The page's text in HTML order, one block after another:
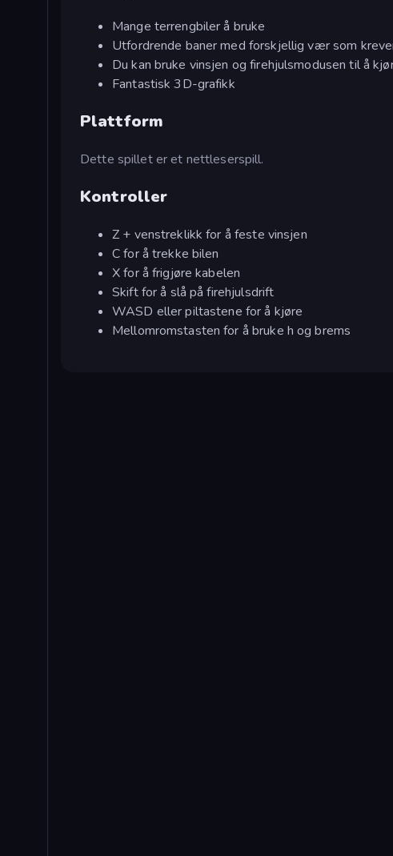
Mange terrengbiler å bruke
Utfordrende baner med forskjellig vær som
Du kan bruke vinsjen og firehjulsmodusen til å
Fantastisk 3D-grafikk
Plattform
Dette spillet er et nettleserspill.
Kontroller
Z + venstreklikk for å feste vinsjen
C for å trekke bilen
X for å frigjøre kabelen
Skift for å slå på firehjulsdrift
WASD eller piltastene for å kjøre
Mellomromstasten for å bruke h og brems